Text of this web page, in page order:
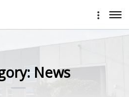
News